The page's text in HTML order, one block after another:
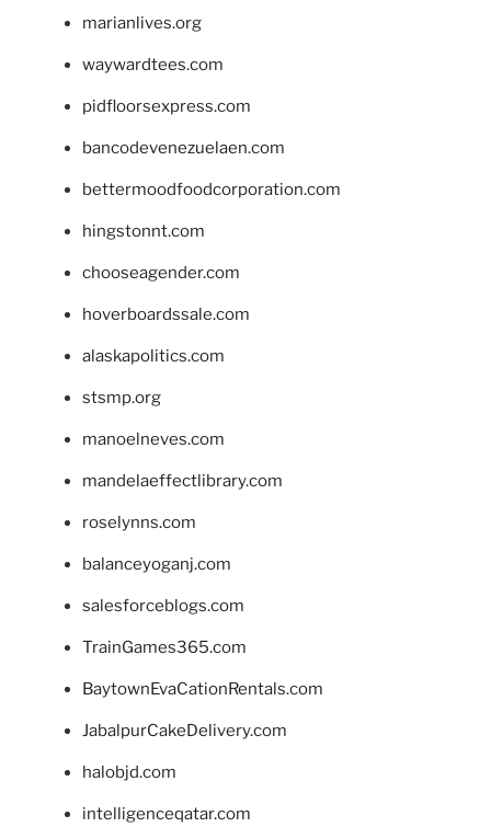
marianlives.org
waywardtees.com
pidfloorsexpress.com
bancodevenezuelaen.com
bettermoodfoodcorporation.com
hingstonnt.com
chooseagender.com
hoverboardssale.com
alaskapolitics.com
stsmp.org
manoelneves.com
mandelaeffectlibrary.com
roselynns.com
balanceyoganj.com
salesforceblogs.com
TrainGames365.com
BaytownEvaCationRentals.com
JabalpurCakeDelivery.com
halobjd.com
intelligenceqatar.com